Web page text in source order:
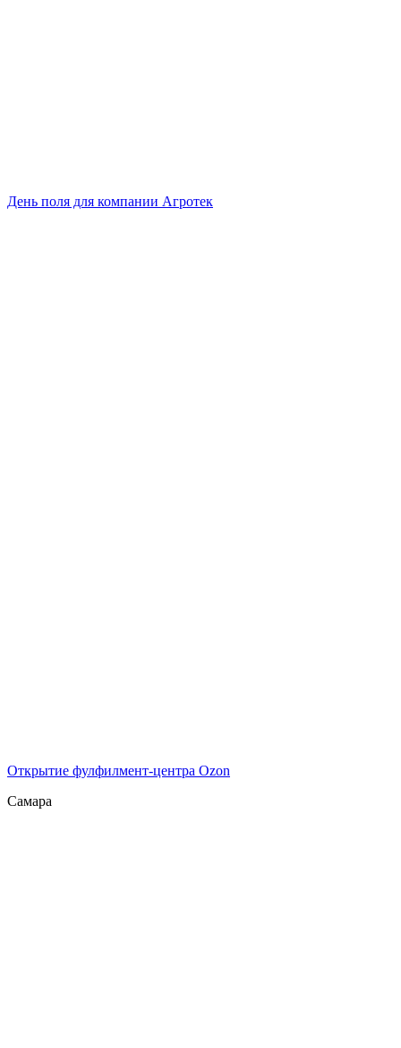
День поля для компании Агротек
Открытие фулфилмент-центра Ozon
Самара